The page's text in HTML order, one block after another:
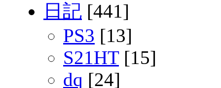
日記 [441]
PS3 [13]
S21HT[15]
dq [24]